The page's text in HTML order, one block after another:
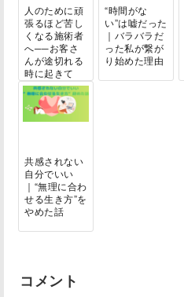
人のために頑
張るほど苦し
くなる施術者
へ──お客さ
んが途切れる
時に起きて
い...
“時間がな
い”は嘘だった
｜バラバラだ
った私が繋が
り始めた理由
共感されない
自分でいい
｜“無理に合わ
せる生き方”を
やめた話
コメント